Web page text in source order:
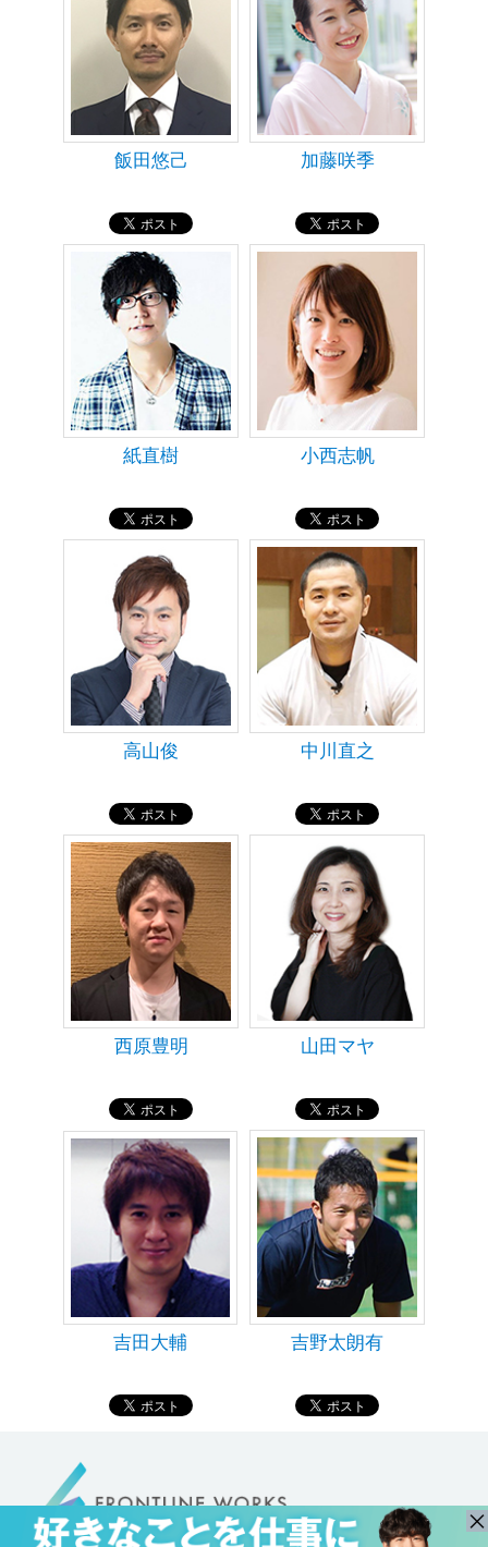
飯田悠己 加藤咲季
紙直樹 小西志帆
高山俊 中川直之
西原豊明 山田マヤ
吉田大輔 吉野太朗有